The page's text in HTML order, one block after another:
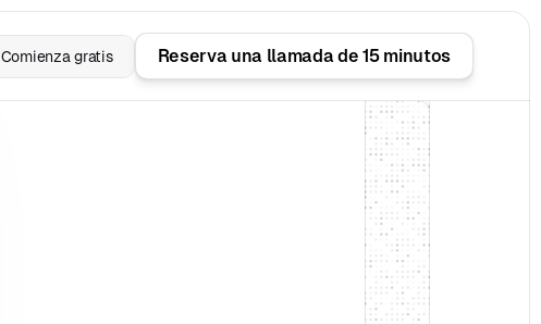
Comienza gratis Reserva una llamada de 15 minutos